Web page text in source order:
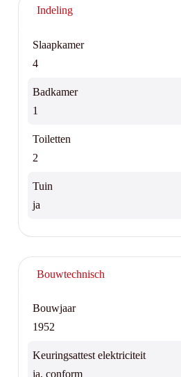
Indeling
Slaapkamer
4
Badkamer
1
Toiletten
2
Tuin
ja
Bouwtechnisch
Bouwjaar
1952
Keuringsattest elektriciteit
ja, conform